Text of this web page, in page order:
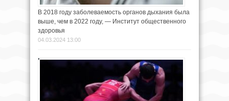
В 2018 году заболеваемость органов дыхания была
выше, чем в 2022 году, — Институт общественного
здоровья
04.03.2024 13:00